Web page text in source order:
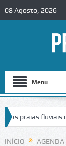
08 Agosto, 2026
Menu
fluviais do
de trânsito no IC2
INÍCIO AGENDA